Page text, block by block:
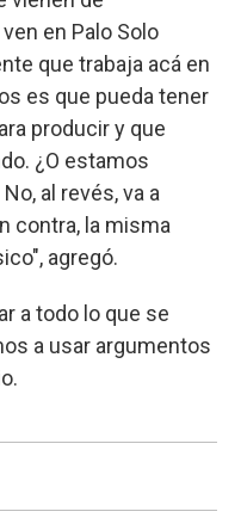
en Palo Solo
que trabaja acá en
es que pueda tener
producir y que
¿O estamos
al revés, va a
contra, la misma
agregó.
a todo lo que se
a usar argumentos